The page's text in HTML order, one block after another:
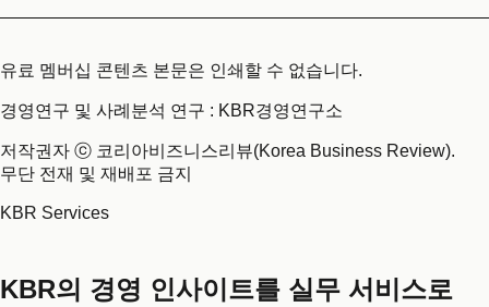
유료 멤버십 콘텐츠 본문은 인쇄할 수 없습니다.
경영연구 및 사례분석 연구 : KBR경영연구소
저작권자 ⓒ 코리아비즈니스리뷰(Korea Business Review).
무단 전재 및 재배포 금지
KBR Services
KBR의 경영 인사이트를 실무 서비스로